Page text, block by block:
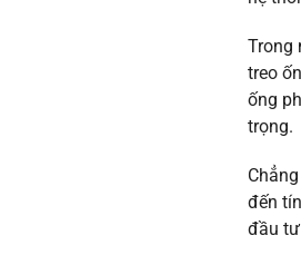
Trong
treo
ống
trọng.
đến
đầu